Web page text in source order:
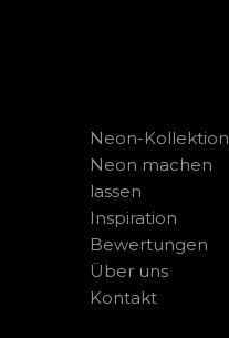
Neon-Kollektion
Neon machen
lassen
Inspiration
Bewertungen
Über uns
Kontakt